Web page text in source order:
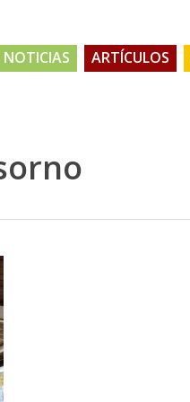
NOTICIAS ARTÍCULOS